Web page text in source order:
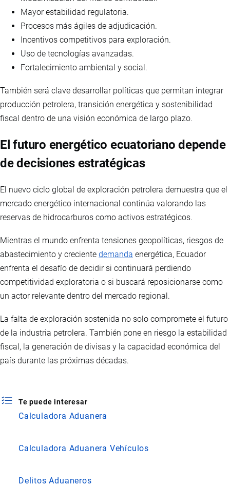
Mayor estabilidad regulatoria.
Procesos más ágiles de adjudicación.
Incentivos competitivos para exploración.
Uso de tecnologías avanzadas.
Fortalecimiento ambiental y social.
También será clave desarrollar políticas que permitan integrar
producción petrolera, transición energética y sostenibilidad
fiscal dentro de una visión económica de largo plazo.
El futuro energético ecuatoriano depende
de decisiones estratégicas
El nuevo ciclo global de exploración petrolera demuestra que el
mercado energético internacional continúa valorando las
reservas de hidrocarburos como activos estratégicos.
Mientras el mundo enfrenta tensiones geopolíticas, riesgos de
abastecimiento y creciente demanda energética, Ecuador
enfrenta el desafío de decidir si continuará perdiendo
competitividad exploratoria o si buscará reposicionarse como
un actor relevante dentro del mercado regional.
La falta de exploración sostenida no solo compromete el futuro
de la industria petrolera. También pone en riesgo la estabilidad
fiscal, la generación de divisas y la capacidad económica del
país durante las próximas décadas.
Te puede interesar
Calculadora Aduanera
Calculadora Aduanera Vehículos
Delitos Aduaneros